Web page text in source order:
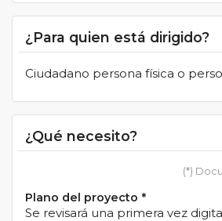
¿Para quien está dirigido?
Ciudadano persona física o
¿Qué necesito?
(*)
Plano del proyecto *
Se revisará una primera vez